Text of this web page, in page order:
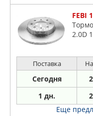
FEBI
2.0D
Поставка
Сегодня
1 дн.
Еще